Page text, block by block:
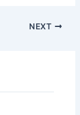
NEXT